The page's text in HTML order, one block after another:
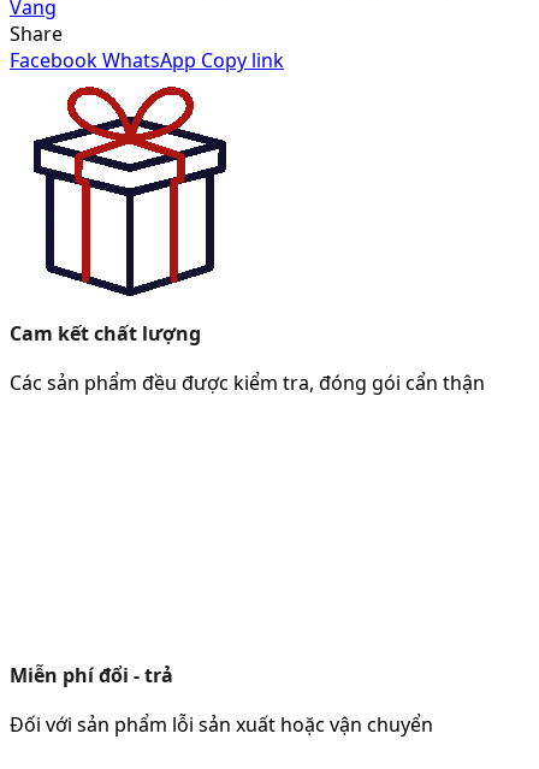
Vang
Share
FacebookWhatsApp Copy link
Cam kết chất lượng
Các sản phẩm đều được kiểm tra, đóng gói cẩn thận
Miễn phí đổi - trả
Đối với sản phẩm lỗi sản xuất hoặc vận chuyển